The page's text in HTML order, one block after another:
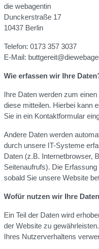
die webagentin
Dunckerstraße 17
10437 Berlin
Telefon: 0173 357 3037
E-Mail:
Wie erfassen wir Ihre
Ihre Daten werden zum
diese mitteilen. Hierbei kann
Sie in ein Kontaktformular
Andere Daten werden
durch unsere IT-Systeme
Daten (z.B. Internetbrowser,
Seitenaufrufs). Die
sobald Sie unsere Website
Wofür nutzen wir Ihre
Ein Teil der Daten wird
der Website zu
Ihres Nutzerverhaltens